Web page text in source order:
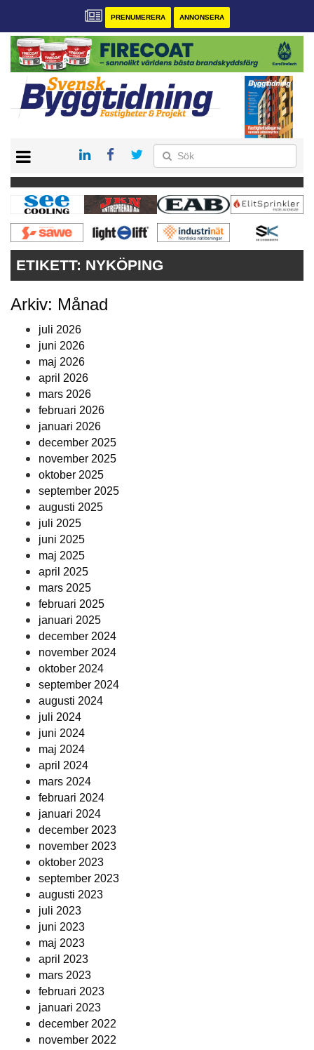
PRENUMERERA ANNONSERA
PRENUMERERA
VÅRA ANDRA MAGASIN
ANNONSERA
KONTAKT
ETIKETT: NYKÖPING
Arkiv: Månad
juli 2026
juni 2026
maj 2026
april 2026
mars 2026
februari 2026
januari 2026
december 2025
november 2025
oktober 2025
september 2025
augusti 2025
juli 2025
juni 2025
maj 2025
april 2025
mars 2025
februari 2025
januari 2025
december 2024
november 2024
oktober 2024
september 2024
augusti 2024
juli 2024
juni 2024
maj 2024
april 2024
mars 2024
februari 2024
januari 2024
december 2023
november 2023
oktober 2023
september 2023
augusti 2023
juli 2023
juni 2023
maj 2023
april 2023
mars 2023
februari 2023
januari 2023
december 2022
november 2022